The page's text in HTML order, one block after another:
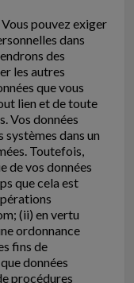
pouvez exiger
dans
des
les autres
que vous
lien et de toute
Vos données
dans un
Toutefois,
de vos données
que cela est
(ii) en vertu
ordonnance
fins de
données
procédures